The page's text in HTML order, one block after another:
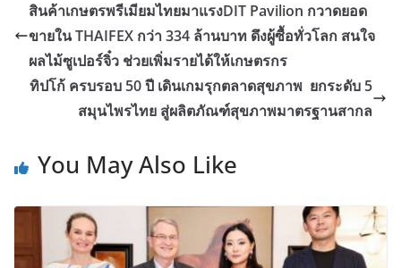
สินค้าเกษตรพรีเมียมไทยมาแรงDIT Pavilion กวาดยอด
ขายใน THAIFEX กว่า 334 ล้านบาท ดึงผู้ซื้อทั่วโลก สนใจ
ผลไม้ซูเปอร์จิ๋ว ช่วยเพิ่มรายได้ให้เกษตรกร
ทิปโก้ ครบรอบ 50 ปี เดินเกมรุกตลาดสุขภาพ ยกระดับ 5
สมุนไพรไทย สู่ผลิตภัณฑ์สุขภาพมาตรฐานสากล
You May Also Like